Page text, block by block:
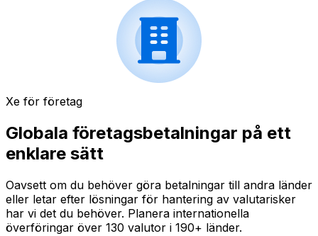
Xe för företag
Globala företagsbetalningar på ett
enklare sätt
Oavsett om du behöver göra betalningar till andra länder
eller letar efter lösningar för hantering av valutarisker
har vi det du behöver. Planera internationella
överföringar över 130 valutor i 190+ länder.